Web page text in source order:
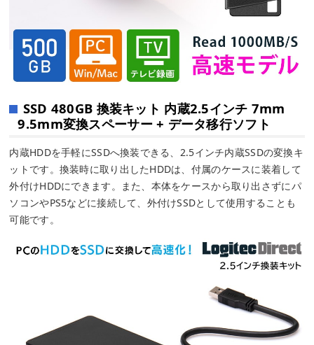
SSD 480GB 換装キット 内蔵2.5インチ 7mm
9.5mm変換スペーサー + データ移行ソフト
内蔵HDDを手軽にSSDへ換装できる、2.5インチ内蔵SSDの変換キ
ットです。換装時に取り出したHDDは、付属のケースに装着して
外付けHDDにできます。また、本体をケースから取り出さずにパ
ソコンやPS5などに接続して、外付けSSDとして使用することも
可能です。